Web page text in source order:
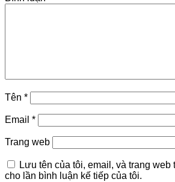
Tên *
Email *
Trang web
Lưu tên của tôi, email, và trang web
cho lần bình luận kế tiếp của tôi.